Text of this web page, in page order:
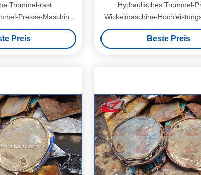
Trommel-rast
Presse-Maschine
Trommeln
Preis
Hydraulisches Trommel-
Wickelmaschine-
WANSHIDA
Beste Preis